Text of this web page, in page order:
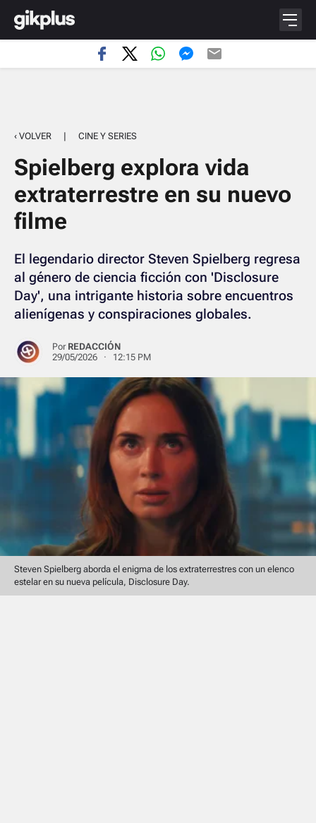
‹ VOLVER | CINE Y SERIES
Spielberg explora vida
extraterrestre en su nuevo
filme
El legendario director Steven Spielberg regresa
al género de ciencia ficción con 'Disclosure
Day', una intrigante historia sobre encuentros
alienígenas y conspiraciones globales.
Por REDACCIÓN
29/05/2026 · 12:15 PM
Steven Spielberg aborda el enigma de los extraterrestres con un elenco
estelar en su nueva película, Disclosure Day.